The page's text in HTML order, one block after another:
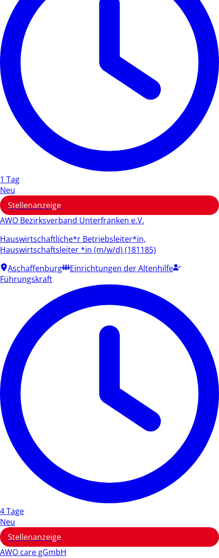
1 Tag
Neu
Stellenanzeige
AWO Bezirksverband Unterfranken e.V.
Hauswirtschaftliche*r Betriebsleiter*in,
Hauswirtschaftsleiter *in (m/w/d) (181185)
Aschaffenburg
Einrichtungen der Altenhilfe
Führungskraft
4 Tage
Neu
Stellenanzeige
AWO care gGmbH